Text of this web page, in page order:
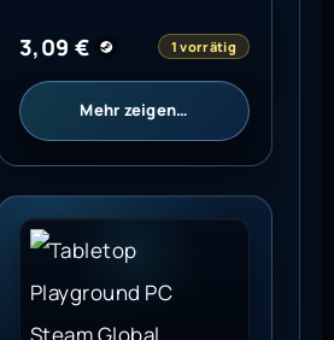
3,09€ 1 vorrätig
Mehr zeigen…
Tabletop Playground PC Steam